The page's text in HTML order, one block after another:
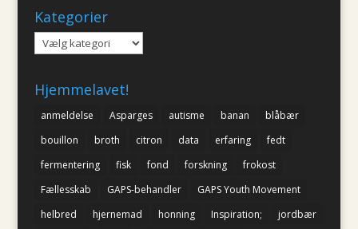
Kategorier
Kategorier
Hjemmelavet!
anmeldelse Asparges autisme banan
blåbær
bouillon
broth citron data erfaring
fedt
fermentering
fisk fond forskning
frokost
Fællesskab
GAPS-behandler
GAPS Youth Movement
helbred
hjernemad honning Inspiration;
jordbær